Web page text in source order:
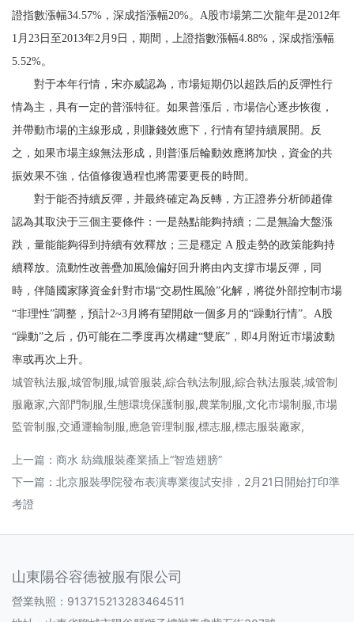
證指數漲幅34.57%，深成指漲幅20%。A股市場第二次龍年是2012年
1月23日至2013年2月9日，期間，上證指數漲幅4.88%，深成指漲幅
5.52%。
對于本年行情，宋亦威認為，市場短期仍以超跌后的反彈性行
情為主，具有一定的普漲特征。如果普漲后，市場信心逐步恢復，
并帶動市場的主線形成，則賺錢效應下，行情有望持續展開。反
之，如果市場主線無法形成，則普漲后輪動效應將加快，資金的共
振效果不強，估值修復過程也將需要更長的時間。
對于能否持續反彈，并最終確定為反轉，方正證券分析師趙偉
認為其取決于三個主要條件：一是熱點能夠持續；二是無論大盤漲
跌，量能能夠得到持續有效釋放；三是穩定 A 股走勢的政策能夠持
續釋放。流動性改善疊加風險偏好回升將由內支撐市場反彈，同
時，伴隨國家隊資金針對市場“交易性風險”化解，將從外部控制市場
“非理性”調整，預計2~3月將有望開啟一個多月的“躁動行情”。A股
“躁動”之后，仍可能在二季度再次構建“雙底”，即4月附近市場波動
率或再次上升。
城管執法服,城管制服,城管服裝,綜合執法制服,綜合執法服裝,城管制
服廠家,六部門制服,生態環境保護制服,農業制服,文化市場制服,市場
監管制服,交通運輸制服,應急管理制服,標志服,標志服裝廠家,
上一篇： 商水 紡織服裝產業插上“智造翅膀”
下一篇： 北京服裝學院發布表演專業復試安排，2月21日開始打印準
考證
山東陽谷容德被服有限公司
營業執照：913715213283464511